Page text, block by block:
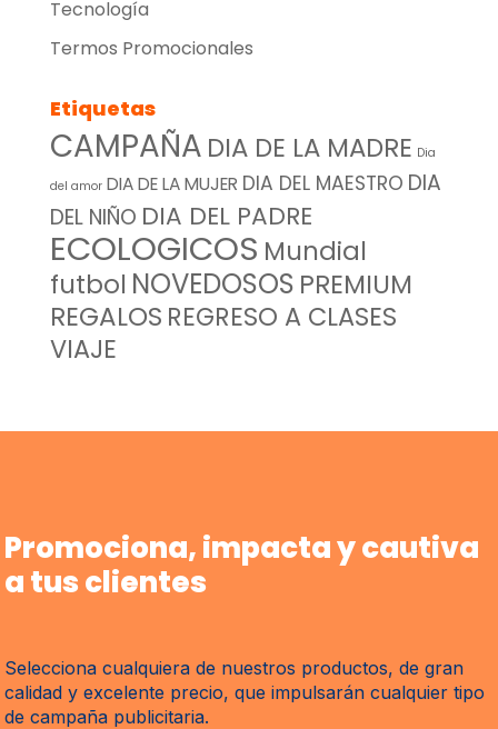
Tecnología
Termos Promocionales
Etiquetas
CAMPAÑA DIA DE LA MADRE Dia
del amor DIA DE LA MUJER DIA DEL MAESTRO DIA
DEL NIÑO DIA DEL PADRE
ECOLOGICOS Mundial
futbol NOVEDOSOS PREMIUM
REGALOS REGRESO A CLASES
VIAJE
Promociona, impacta y cautiva
a tus clientes
Selecciona cualquiera de nuestros productos, de gran
calidad y excelente precio, que impulsarán cualquier tipo
de campaña publicitaria.